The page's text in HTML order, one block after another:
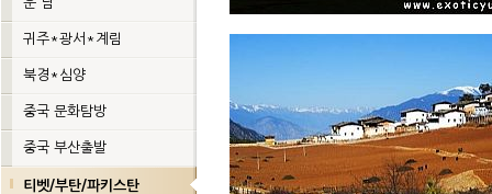
귀주*광서*계림
북경*심양
중국 문화탐방
중국 부산출발
티벳/부탄/파키스탄